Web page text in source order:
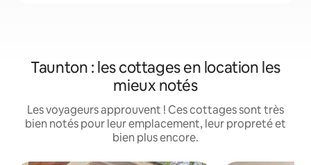
Taunton : les cottages en location les
mieux notés
Les voyageurs approuvent ! Ces cottages sont très
bien notés pour leur emplacement, leur propreté et
bien plus encore.